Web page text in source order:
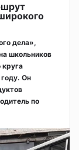
дела»,
школьников
круга
Он
по